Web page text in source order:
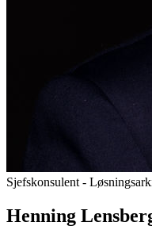
Sjefskonsulent -
Henning